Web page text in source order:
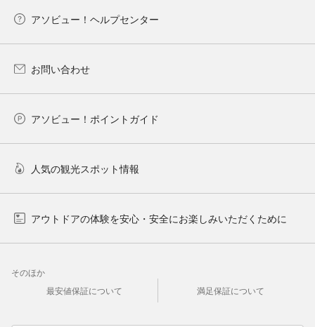
アソビュー！ヘルプセンター
お問い合わせ
アソビュー！ポイントガイド
人気の観光スポット情報
アウトドアの体験を安心・安全にお楽しみいただくために
そのほか
最安値保証について
満足保証について